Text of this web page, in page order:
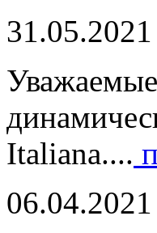
31.05.2021
Italiana....
06.04.2021